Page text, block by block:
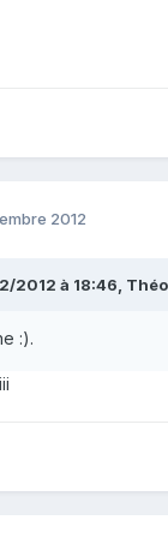
2012
2012 à 18:46,
:).